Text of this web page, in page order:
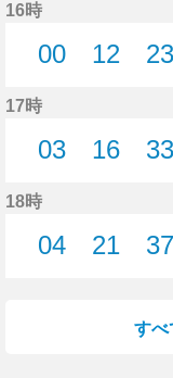
16時
00
12
23
17時
03
16
33
18時
04
21
37
すべ